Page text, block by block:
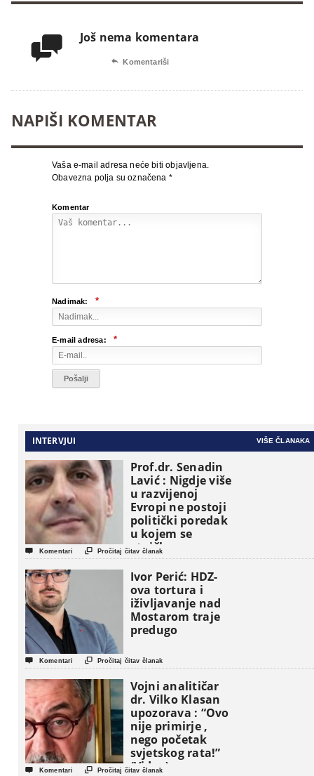
 Još nema komentara
 Komentariši
NAPIŠI KOMENTAR
Vaša e-mail adresa neće biti objavljena.
Obavezna polja su označena *
Komentar
Nadimak: *
E-mail adresa: *
INTERVJUI VIŠE ČLANAKA
Prof.dr. Senadin
Lavić : Nigdje više
u razvijenoj
Evropi ne postoji
politički poredak
u kojem se
etničke grupe
pojavljuju kao
osnovne
političke jedinice
 Komentari  Pročitaj čitav članak
Ivor Perić: HDZ-
ova tortura i
iživljavanje nad
Mostarom traje
predugo
 Komentari  Pročitaj čitav članak
Vojni analitičar
dr. Vilko Klasan
upozorava : “Ovo
nije primirje ,
nego početak
svjetskog rata!”
(Video)
 Komentari  Pročitaj čitav članak